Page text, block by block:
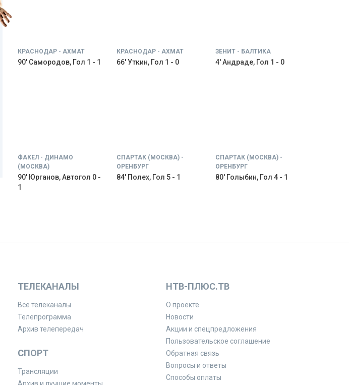
КРАСНОДАР - АХМАТ
90' Самородов, Гол 1 - 1
КРАСНОДАР - АХМАТ
66' Уткин, Гол 1 - 0
ЗЕНИТ - БАЛТИКА
4' Андраде, Гол 1 - 0
ФАКЕЛ - ДИНАМО
(МОСКВА)
90' Юрганов, Автогол 0 -
1
СПАРТАК (МОСКВА) -
ОРЕНБУРГ
84' Полех, Гол 5 - 1
СПАРТАК (МОСКВА) -
ОРЕНБУРГ
80' Голыбин, Гол 4 - 1
ТЕЛЕКАНАЛЫ
Все телеканалы
Телепрограмма
Архив телепередач
СПОРТ
Трансляции
НТВ-ПЛЮС.ТВ
О проекте
Новости
Акции и спецпредложения
Пользовательское соглашение
Обратная связь
Вопросы и ответы
Способы оплаты